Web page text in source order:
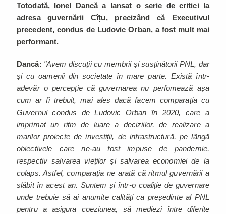
Totodată, Ionel Dancă a lansat o serie de critici la
adresa guvernării Cîțu, precizând că Executivul
precedent, condus de Ludovic Orban, a fost mult mai
performant.
Dancă: "Avem discuții cu membrii și susținătorii PNL, dar
și cu oamenii din societate în mare parte. Există într-
adevăr o percepție că guvernarea nu perfomează așa
cum ar fi trebuit, mai ales dacă facem comparația cu
Guvernul condus de Ludovic Orban în 2020, care a
imprimat un ritm de luare a deciziilor, de realizare a
marilor proiecte de investiții, de infrastructură, pe lângă
obiectivele care ne-au fost impuse de pandemie,
respectiv salvarea vieților și salvarea economiei de la
colaps. Astfel, comparația ne arată că ritmul guvernării a
slăbit în acest an. Suntem și într-o coaliție de guvernare
unde trebuie să ai anumite calități ca președinte al PNL
pentru a asigura coeziunea, să mediezi între diferite